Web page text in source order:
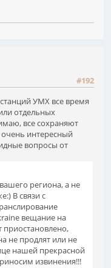
#192
УМХ все время
отдельных
все сохраняют
интересный
вопросы от
региона, а не
В связи с
вещание на
не продлят или не
нашей прекрасной
извинения!!!